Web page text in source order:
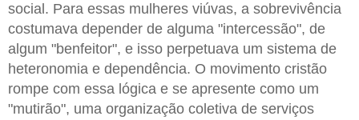
social. Para essas mulheres viúvas, a sobrevivência
costumava depender de alguma "intercessão", de
algum "benfeitor", e isso perpetuava um sistema de
heteronomia e dependência. O movimento cristão
rompe com essa lógica e se apresente como um
"mutirão", uma organização coletiva de serviços